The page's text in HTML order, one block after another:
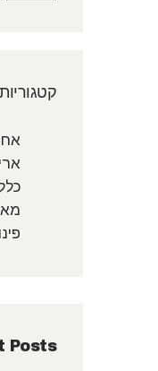
קטגוריות
Posts